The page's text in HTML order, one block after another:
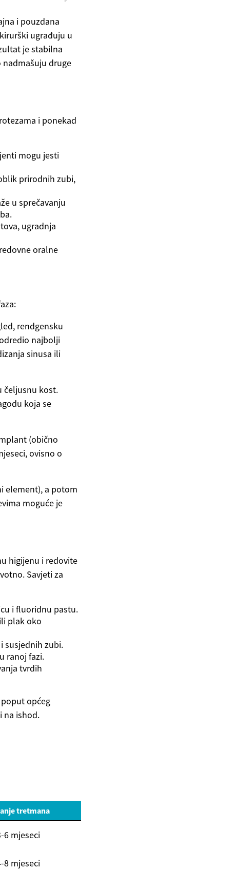
i pouzdana
ugrađuju u
je stabilna
druge
i ponekad
mogu jesti
prirodnih zubi,
u sprečavanju
ugradnja
oralne
rendgensku
najbolji
sinusa ili
čeljusnu kost.
koja se
(obično
ovisno o
element), a potom
moguće je
higijenu i redovite
Savjeti za
i fluoridnu pastu.
plak oko
susjednih zubi.
ranoj fazi.
tvrdih
općeg
na ishod.
tretmana
6 mjeseci
8 mjeseci